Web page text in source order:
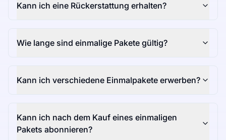
Kann ich eine Rückerstattung erhalten?
Wie lange sind einmalige Pakete gültig?
Kann ich verschiedene Einmalpakete erwerben?
Kann ich nach dem Kauf eines einmaligen
Pakets abonnieren?